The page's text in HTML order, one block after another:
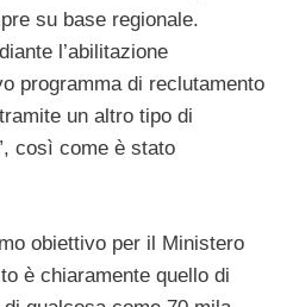
su base regionale.
l’abilitazione
programma di reclutamento
un altro tipo di
così come è stato
obiettivo per il Ministero
è chiaramente quello di